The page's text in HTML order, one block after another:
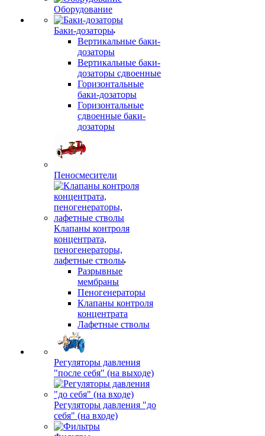
Оборудование
Баки-дозаторы
Вертикальные баки-
дозаторы
Вертикальные баки-
дозаторы сдвоенные
Горизонтальные
баки-дозаторы
Горизонтальные
сдвоенные баки-
дозаторы
Пеносмесители
Клапаны контроля
концентрата,
пеногенераторы,
лафетные стволы
Разрывные
мембраны
Пеногенераторы
Клапаны контроля
концентрата
Лафетные стволы
Регуляторы давления
"после себя" (на выходе)
Регуляторы давления "до
себя" (на входе)